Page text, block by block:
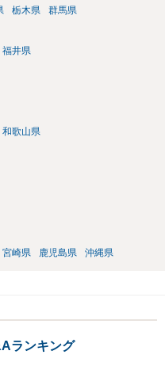
栃木県 群馬県
福井県
和歌山県
宮崎県 鹿児島県 沖縄県
ランキング